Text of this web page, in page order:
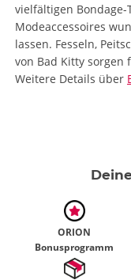
vielfältigen Bondage-
Modeaccessoires
lassen. Fesseln,
von Bad Kitty sorgen
Weitere Details über
ORION
Bonusprogramm